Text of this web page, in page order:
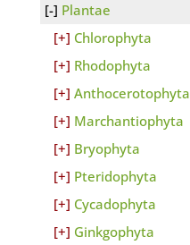
Plantae
Chlorophyta
Rhodophyta
Anthocerotophyta
Marchantiophyta
Bryophyta
Pteridophyta
Cycadophyta
Ginkgophyta